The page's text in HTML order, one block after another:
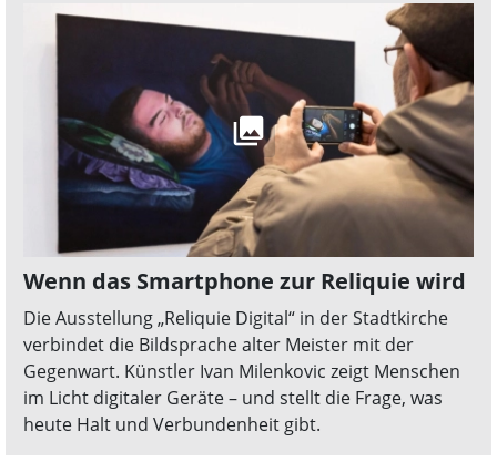
Wenn das Smartphone zur Reliquie wird
Die Ausstellung „Reliquie Digital“ in der Stadtkirche
verbindet die Bildsprache alter Meister mit der
Gegenwart. Künstler Ivan Milenkovic zeigt Menschen
im Licht digitaler Geräte – und stellt die Frage, was
heute Halt und Verbundenheit gibt.